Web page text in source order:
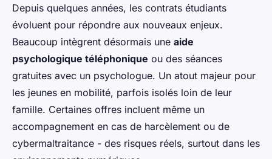
Depuis quelques années, les contrats étudiants
évoluent pour répondre aux nouveaux enjeux.
Beaucoup intègrent désormais une aide
psychologique téléphonique ou des séances
gratuites avec un psychologue. Un atout majeur pour
les jeunes en mobilité, parfois isolés loin de leur
famille. Certaines offres incluent même un
accompagnement en cas de harcèlement ou de
cybermaltraitance - des risques réels, surtout dans les